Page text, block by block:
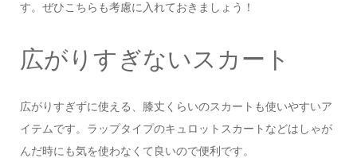
す。ぜひこちらも考慮に入れておきましょう！
広がりすぎないスカート
広がりすぎずに使える、膝丈くらいのスカートも使いやすいア
イテムです。ラップタイプのキュロットスカートなどはしゃが
んだ時にも気を使わなくて良いので便利です。